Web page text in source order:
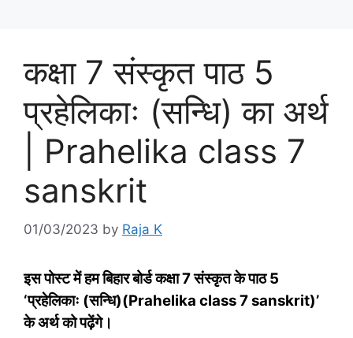
कक्षा 7 संस्‍कृत पाठ 5
प्रहेलिकाः (सन्धि) का अर्थ
| Prahelika class 7
sanskrit
01/03/2023 by Raja K
इस पोस्‍ट में हम बिहार बोर्ड कक्षा 7 संस्‍कृत के पाठ 5
‘प्रहेलिकाः (सन्धि)(Prahelika class 7 sanskrit)’
के अर्थ को पढ़ेंगे।